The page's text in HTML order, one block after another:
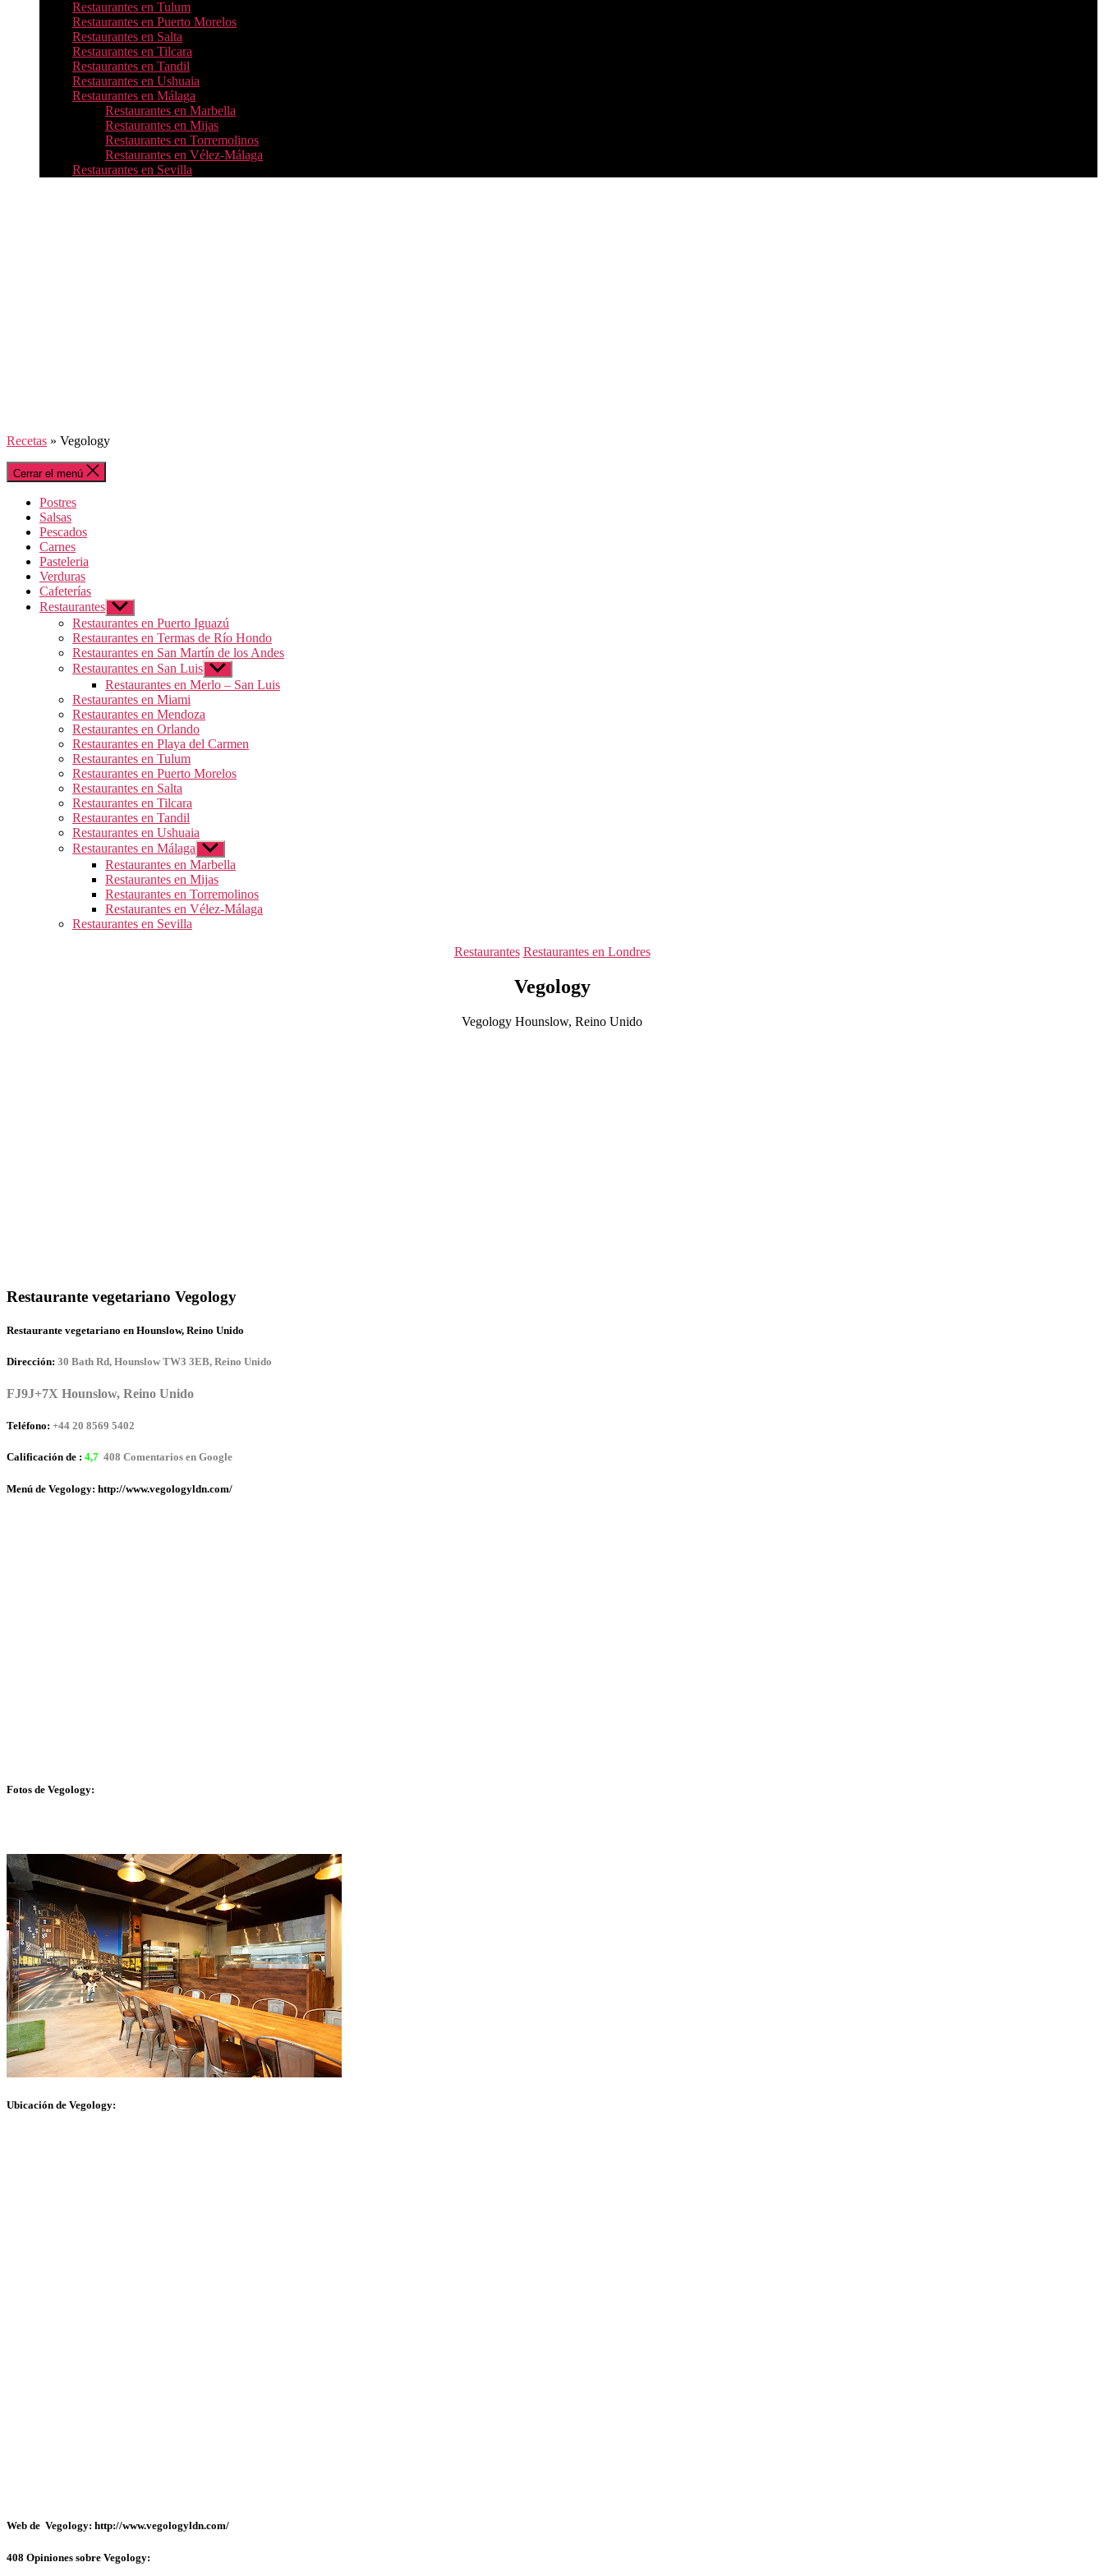
Restaurantes en Tulum
Restaurantes en Puerto Morelos
Restaurantes en Salta
Restaurantes en Tilcara
Restaurantes en Tandil
Restaurantes en Ushuaia
Restaurantes en Málaga
Restaurantes en Marbella
Restaurantes en Mijas
Restaurantes en Torremolinos
Restaurantes en Vélez-Málaga
Restaurantes en Sevilla
Recetas » Vegology
Cerrar el menú
Postres
Salsas
Pescados
Carnes
Pasteleria
Verduras
Cafeterías
Restaurantes Mostrar
el
submenú
Restaurantes en Puerto Iguazú
Restaurantes en Termas de Río Hondo
Restaurantes en San Martín de los Andes
Restaurantes en San Luis Mostrar
el
submenú
Restaurantes en Merlo – San Luis
Restaurantes en Miami
Restaurantes en Mendoza
Restaurantes en Orlando
Restaurantes en Playa del Carmen
Restaurantes en Tulum
Restaurantes en Puerto Morelos
Restaurantes en Salta
Restaurantes en Tilcara
Restaurantes en Tandil
Restaurantes en Ushuaia
Restaurantes en Málaga Mostrar
el
submenú
Restaurantes en Marbella
Restaurantes en Mijas
Restaurantes en Torremolinos
Restaurantes en Vélez-Málaga
Restaurantes en Sevilla
Categorías
Restaurantes Restaurantes en Londres
Vegology
Vegology Hounslow, Reino Unido
Restaurante vegetariano Vegology
Restaurante vegetariano en Hounslow, Reino Unido
Dirección: 30 Bath Rd, Hounslow TW3 3EB, Reino Unido
FJ9J+7X Hounslow, Reino Unido
Teléfono: +44 20 8569 5402
Calificación de : 4,7 408 Comentarios en Google
Menú de Vegology: http://www.vegologyldn.com/
Fotos de Vegology:
Ubicación de Vegology:
Web de Vegology: http://www.vegologyldn.com/
408 Opiniones sobre Vegology: